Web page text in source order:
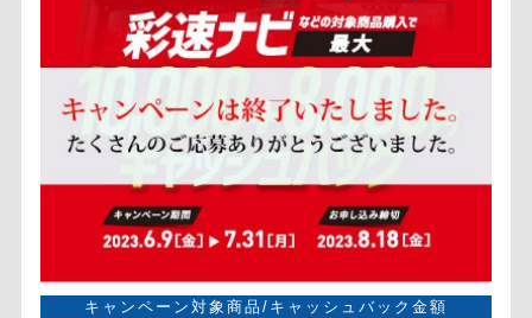
キャンペーン対象商品/キャッシュバック金額